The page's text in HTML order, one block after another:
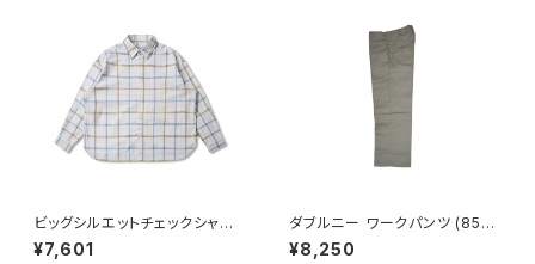
ビッグシルエットチェックシャツ
【OVERALL】
¥7,601
ダブルニー ワークパンツ (85-2
83) 【DICKIES】
¥8,250